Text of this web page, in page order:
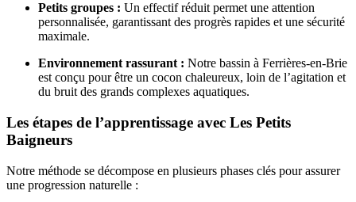
Petits groupes : Un effectif réduit permet une attention
personnalisée, garantissant des progrès rapides et une sécurité
maximale.
Environnement rassurant : Notre bassin à Ferrières-en-Brie
est conçu pour être un cocon chaleureux, loin de l’agitation et
du bruit des grands complexes aquatiques.
Les étapes de l’apprentissage avec Les Petits
Baigneurs
Notre méthode se décompose en plusieurs phases clés pour assurer
une progression naturelle :